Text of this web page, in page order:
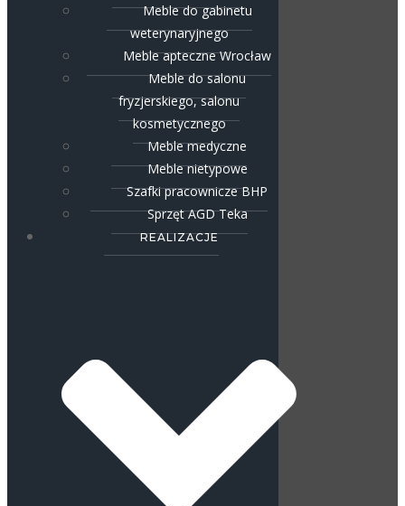
Meble do gabinetu
weterynaryjnego
Meble apteczne Wrocław
Meble do salonu
fryzjerskiego, salonu
kosmetycznego
Meble medyczne
Meble nietypowe
Szafki pracownicze BHP
Sprzęt AGD Teka
REALIZACJE